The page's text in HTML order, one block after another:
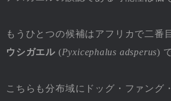
もうひとつの候補はアフリカで二番
ウシガエル(Pyxicephalus adsperus)
こちらも分布域にドッグ・ファング